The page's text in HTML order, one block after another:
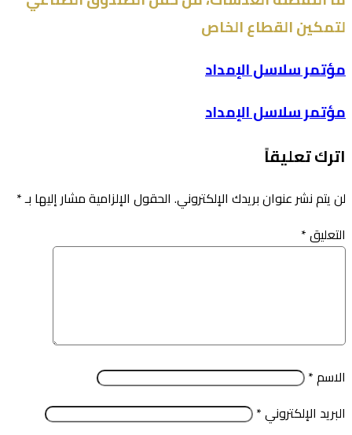
لتمكين القطاع الخاص
مؤتمر سلاسل الإمداد
مؤتمر سلاسل الإمداد
اترك تعليقاً
لن يتم نشر عنوان بريدك الإلكتروني. الحقول الإلزامية مشار إليها بـ*
التعليق*
الاسم*
البريد الإلكتروني*